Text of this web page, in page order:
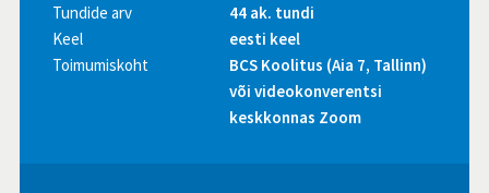
Tundide arv
44 ak. tundi
Keel
eesti keel
Toimumiskoht
BCS Koolitus (Aia 7, Tallinn)
või videokonverentsi
keskkonnas Zoom